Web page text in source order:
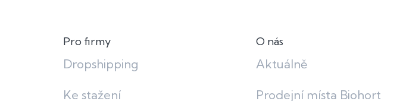
Pro firmy
Dropshipping
Ke stažení
O nás
Aktuálně
Prodejní místa Biohort